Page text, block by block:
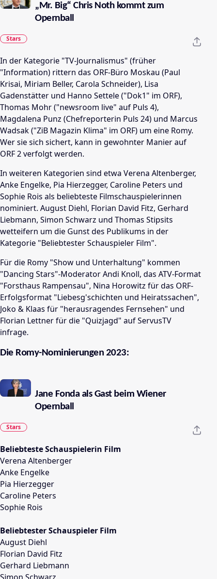
„Mr. Big“ Chris Noth kommt zum
Opernball
Stars
In der Kategorie "TV-Journalismus" (früher
"Information) rittern das ORF-Büro Moskau (Paul
Krisai, Miriam Beller, Carola Schneider), Lisa
Gadenstätter und Hanno Settele ("Dok1" im ORF),
Thomas Mohr ("newsroom live" auf Puls 4),
Magdalena Punz (Chefreporterin Puls 24) und Marcus
Wadsak ("ZiB Magazin Klima" im ORF) um eine Romy.
Wer sie sich sichert, kann in gewohnter Manier auf
ORF 2 verfolgt werden.
In weiteren Kategorien sind etwa Verena Altenberger,
Anke Engelke, Pia Hierzegger, Caroline Peters und
Sophie Rois als beliebteste Filmschauspielerinnen
nominiert. August Diehl, Florian David Fitz, Gerhard
Liebmann, Simon Schwarz und Thomas Stipsits
wetteifern um die Gunst des Publikums in der
Kategorie "Beliebtester Schauspieler Film".
Für die Romy "Show und Unterhaltung" kommen
"Dancing Stars"-Moderator Andi Knoll, das ATV-Format
"Forsthaus Rampensau", Nina Horowitz für das ORF-
Erfolgsformat "Liebesg'schichten und Heiratssachen",
Joko & Klaas für "herausragendes Fernsehen" und
Florian Lettner für die "Quizjagd" auf ServusTV
infrage.
Die Romy-Nominierungen 2023:
Jane Fonda als Gast beim Wiener
Opernball
Stars
Beliebteste Schauspielerin Film
Verena Altenberger
Anke Engelke
Pia Hierzegger
Caroline Peters
Sophie Rois
Beliebtester Schauspieler Film
August Diehl
Florian David Fitz
Gerhard Liebmann